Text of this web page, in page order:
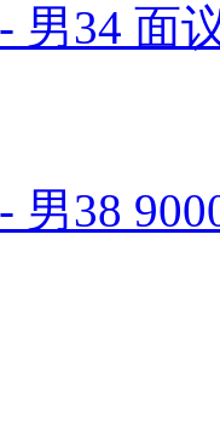
男34 面
男38